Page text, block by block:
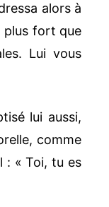
alors à
plus fort que
Lui vous
lui aussi,
comme
: « Toi, tu es